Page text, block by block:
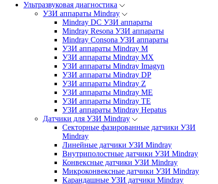
Ультразвуковая диагностика
УЗИ аппараты Mindray
Mindray DC УЗИ аппараты
Mindray Resona УЗИ аппараты
Mindray Consona УЗИ аппараты
УЗИ аппараты Mindray M
УЗИ аппараты Mindray MX
УЗИ аппараты Mindray Imagyn
УЗИ аппараты Mindray DP
УЗИ аппараты Mindray Z
УЗИ аппараты Mindray ME
УЗИ аппараты Mindray TE
УЗИ аппараты Mindray Hepatus
Датчики для УЗИ Mindray
Секторные фазированные датчики УЗИ
Mindray
Линейные датчики УЗИ Mindray
Внутриполостные датчики УЗИ Mindray
Конвексные датчики УЗИ Mindray
Микроконвексные датчики УЗИ Mindray
Карандашные УЗИ датчики Mindray